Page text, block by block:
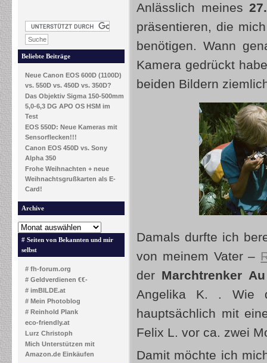
Beliebte Beiträge
Neue Canon EOS 600D (1100D)
vs. 550D vs. 450D vs. 350D?
Das Objektiv Sigma 150-500mm
5,0-6,3 DG APO OS HSM im
Test
EOS 550D: Neue Kameras mit
Sensorflecken!!!
Canon EOS 450D vs. Sony
Alpha 350
Frohe Weihnachten + neue
Weihnachtsgrußkarten als E-
Card!
Archive
# Seiten von Bekannten und mir
selbst
# fh-forum.org
# Geldverdienen €€-
# imBILDE.at
# Mein Photoblog
# Reinhold Plank
eco-friendly.at
Lurz Christoph
Mich Unterstützen mit
Amazon.de Einkäufen
Anlässlich meines
präsentieren, die
benötigen. Wann
Kamera gedrückt
beiden Bildern
Damals durfte ich
von meinem Vater –
der Marchtrenker Au
Angelika K. . Wie
hauptsächlich mit
Felix L. vor ca. zwei
Damit möchte ich